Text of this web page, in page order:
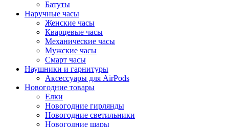
Батуты
Наручные часы
Женские часы
Кварцевые часы
Механические часы
Мужские часы
Смарт часы
Наушники и гарнитуры
Аксессуары для AirPods
Новогодние товары
Елки
Новогодние гирлянды
Новогодние светильники
Новогодние шары